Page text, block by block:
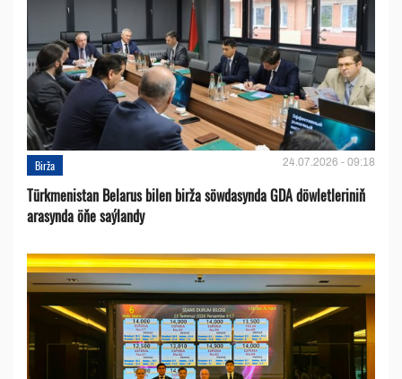
Birža 24.07.2026 - 09:18
Türkmenistan Belarus bilen birža söwdasynda GDA döwletleriniň
arasynda öňe saýlandy